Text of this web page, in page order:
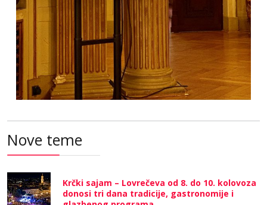
Nove teme
Krčki sajam – Lovrečeva od 8. do 10. kolovoza
donosi tri dana tradicije, gastronomije i